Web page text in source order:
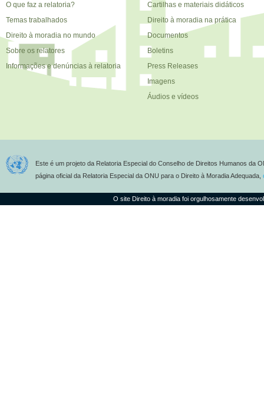
O que faz a relatoria?
Temas trabalhados
Direito à moradia no mundo
Sobre os relatores
Informações e denúncias à relatoria
Cartilhas e materiais didáticos
Direito à moradia na prática
Documentos
Boletins
Press Releases
Imagens
Áudios e vídeos
Este é um projeto da Relatoria Especial do Conselho de Direitos Humanos da
página oficial da Relatoria Especial da ONU para o Direito à Moradia Adequada,
O site Direito à moradia foi orgulhosamente